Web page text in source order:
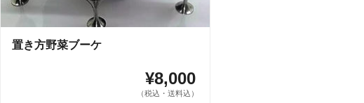
置き方野菜ブーケ
¥8,000
（税込・送料込）